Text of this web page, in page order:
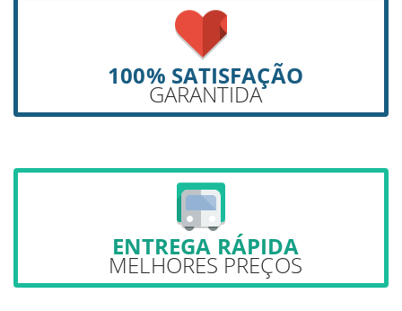
100% SATISFAÇÃO
GARANTIDA
ENTREGA RÁPIDA
MELHORES PREÇOS